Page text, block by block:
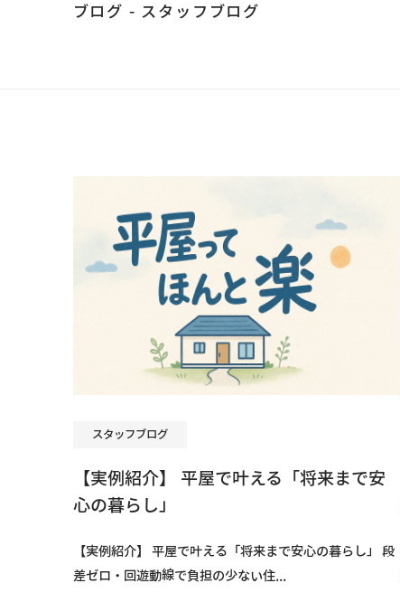
ブログ - スタッフブログ
スタッフブログ
【実例紹介】 平屋で叶える「将来まで安
心の暮らし」
【実例紹介】 平屋で叶える「将来まで安心の暮らし」 段
差ゼロ・回遊動線で負担の少ない住...